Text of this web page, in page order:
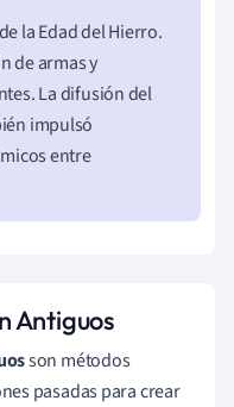
la Edad del Hierro.
de armas y
La difusión del
impulsó
entre
Antiguos
son métodos
pasadas para crear